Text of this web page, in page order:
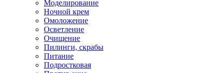
Моделирование
Ночной крем
Омоложение
Осветление
Очищение
Пилинги, скрабы
Питание
Подростковая